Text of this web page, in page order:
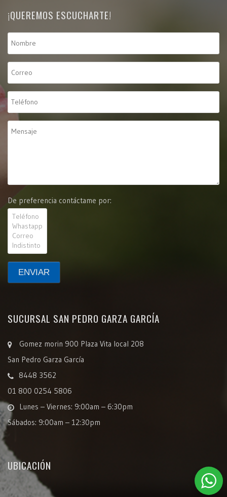
¡QUEREMOS ESCUCHARTE!
De preferencia contáctame por:
SUCURSAL SAN PEDRO GARZA GARCÍA
Gomez morin 900 Plaza Vita local 208
San Pedro Garza García
8448 3562
01 800 0254 5806
Lunes – Viernes: 9:00am – 6:30pm
Sábados: 9:00am – 12:30pm
UBICACIÓN